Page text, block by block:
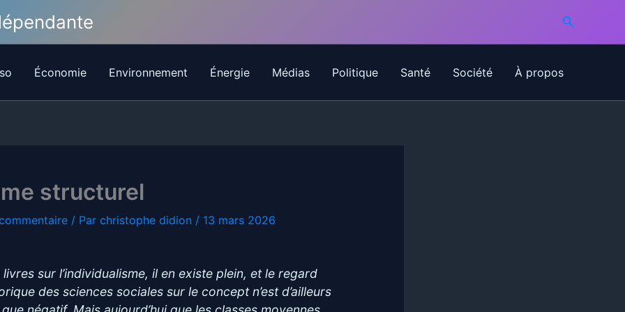
Économie Environnement Énergie Médias Politique Santé Société À propos
structurel
/ Par christophe didion / 13 mars 2026
livres sur l’individualisme, il en existe plein, et le regard
des sciences sociales sur le concept n’est d’ailleurs